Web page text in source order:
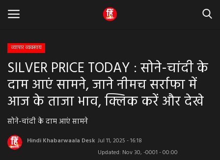
Home
धर्म & ज्योतिष
बड़ी खबर
मध्यप्रदेश
व्यापार व्यवसाय
SILVER PRICE TODAY : सोने-चांदी के
दाम आएं सामने, जाने नीमच सर्राफा में
आज के ताजा भाव, क्लिक करें और देखे
सोने-चांदी के दाम आएं सामने
Hindi Khabarwaala Desk Jul 11, 2025 - 16:18
Updated: Nov 30, -0001 - 00:00